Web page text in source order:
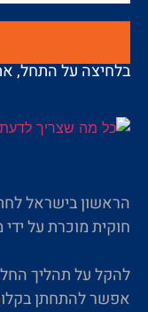
בלחיצה על התחל,
הראשון בישראל
חוקית מוכרת על
להקל על תהליך
אפשר להתחתן